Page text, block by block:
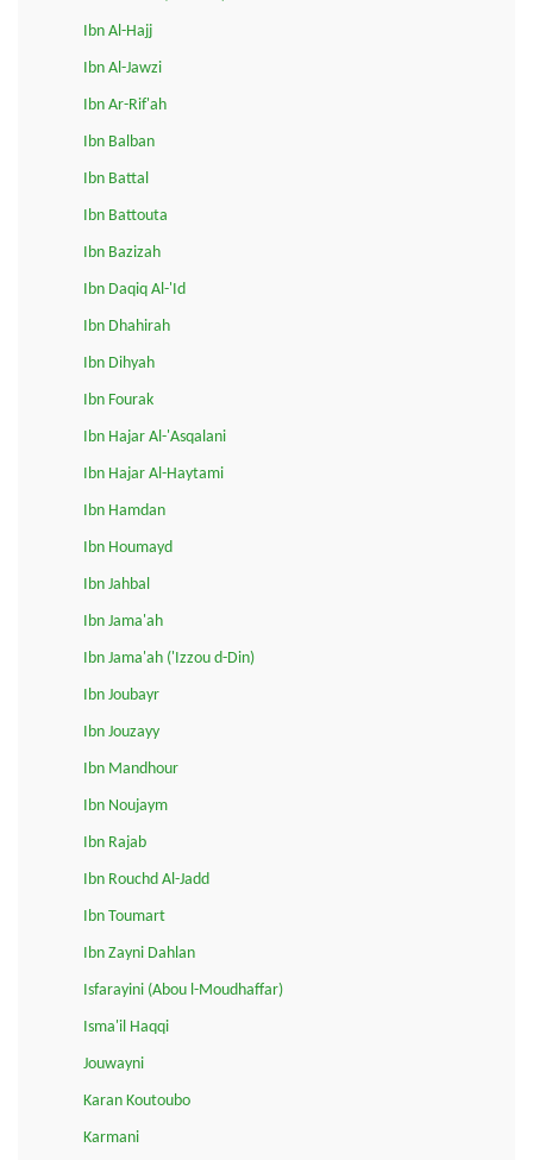
Ibn Al-Hajj
Ibn Al-Jawzi
Ibn Ar-Rif'ah
Ibn Balban
Ibn Battal
Ibn Battouta
Ibn Bazizah
Ibn Daqiq Al-'Id
Ibn Dhahirah
Ibn Dihyah
Ibn Fourak
Ibn Hajar Al-'Asqalani
Ibn Hajar Al-Haytami
Ibn Hamdan
Ibn Houmayd
Ibn Jahbal
Ibn Jama'ah
Ibn Jama'ah ('Izzou d-Din)
Ibn Joubayr
Ibn Jouzayy
Ibn Mandhour
Ibn Noujaym
Ibn Rajab
Ibn Rouchd Al-Jadd
Ibn Toumart
Ibn Zayni Dahlan
Isfarayini (Abou l-Moudhaffar)
Isma'il Haqqi
Jouwayni
Karan Koutoubo
Karmani